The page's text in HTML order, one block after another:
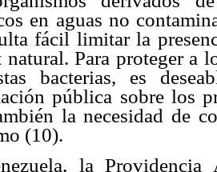
en aguas no
fácil limitar la
natural. Para proteger a
bacterias, es
pública sobre los
la necesidad de
(10).
la